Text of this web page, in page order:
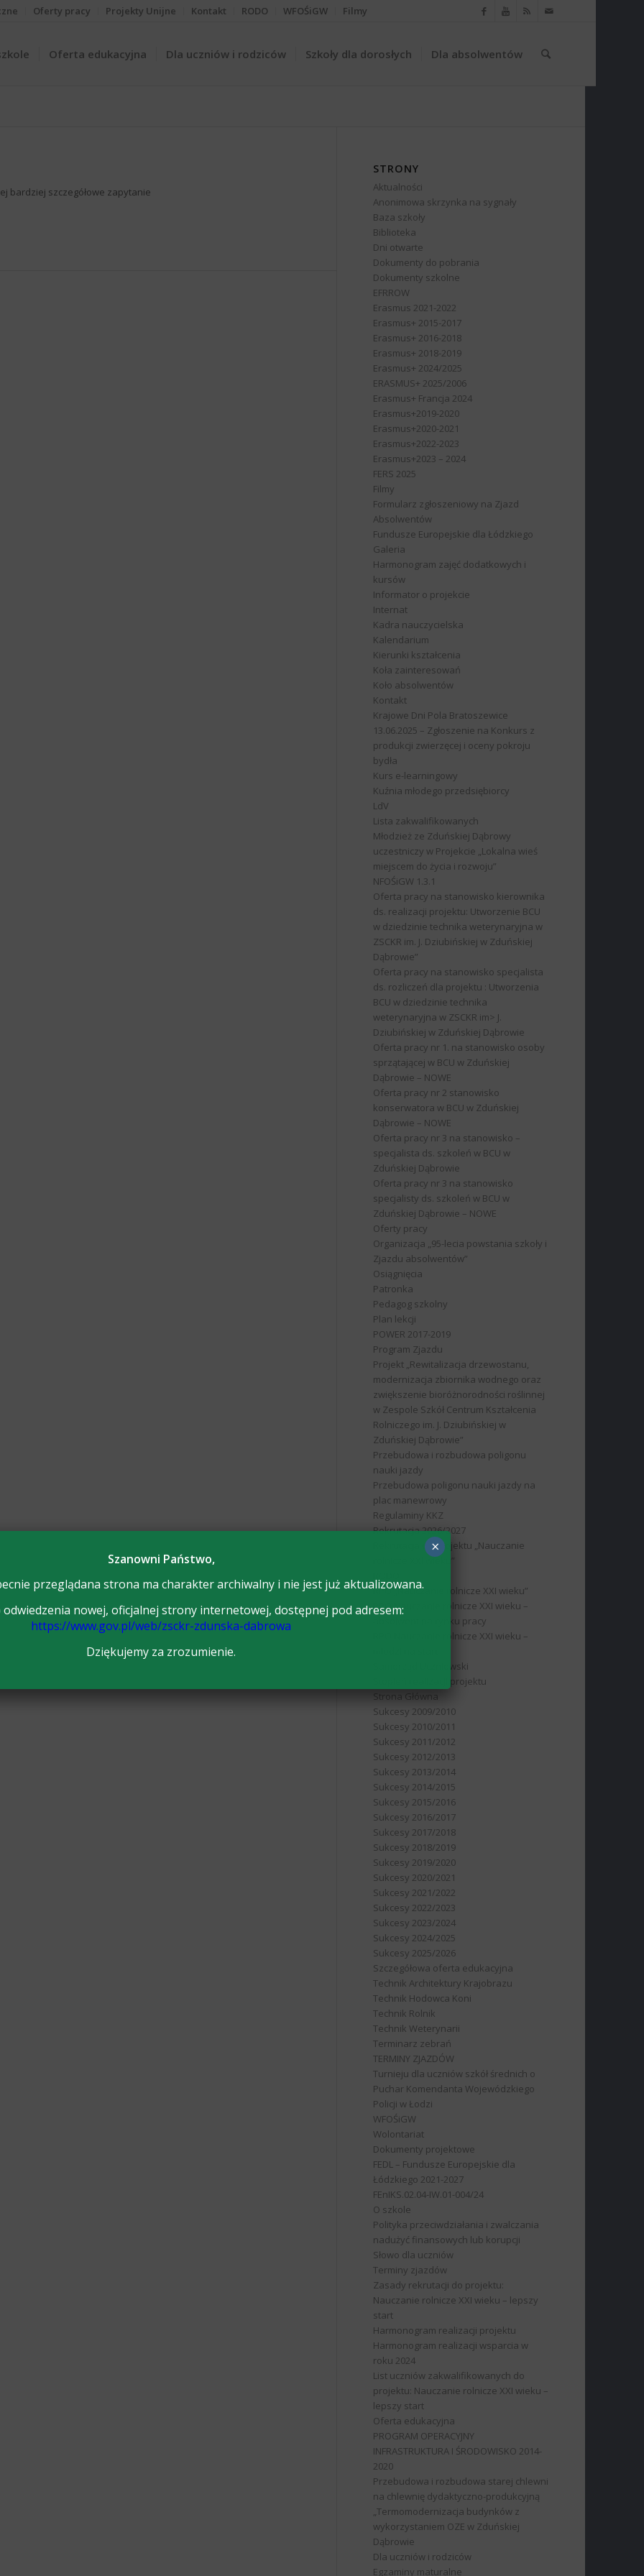
Oferty pracy Projekty Unijne Kontakt RODO WFOŚiGW Filmy
Oferta edukacyjna Dla uczniów i rodziców Szkoły dla dorosłych Dla absolwentów
bardziej szczegółowe zapytanie
STRONY
Aktualności
Anonimowa skrzynka na sygnały
Baza szkoły
Biblioteka
Dni otwarte
Dokumenty do pobrania
Dokumenty szkolne
EFRROW
Erasmus 2021-2022
Erasmus+ 2015-2017
Erasmus+ 2016-2018
Erasmus+ 2018-2019
Erasmus+ 2024/2025
ERASMUS+ 2025/2006
Erasmus+ Francja 2024
Erasmus+2019-2020
Erasmus+2020-2021
Erasmus+2022-2023
Erasmus+2023 – 2024
FERS 2025
Filmy
Formularz zgłoszeniowy na Zjazd
Absolwentów
Fundusze Europejskie dla Łódzkiego
Galeria
Harmonogram zajęć dodatkowych i
kursów
Informator o projekcie
Internat
Kadra nauczycielska
Kalendarium
Kierunki kształcenia
Koła zainteresowań
Koło absolwentów
Kontakt
Krajowe Dni Pola Bratoszewice
13.06.2025 – Zgłoszenie na Konkurs z
produkcji zwierzęcej i oceny pokroju
bydła
Kurs e-learningowy
Kuźnia młodego przedsiębiorcy
LdV
Lista zakwalifikowanych
Młodzież ze Zduńskiej Dąbrowy
uczestniczy w Projekcie „Lokalna wieś
miejscem do życia i rozwoju”
NFOŚiGW 1.3.1
Oferta pracy na stanowisko kierownika
ds. realizacji projektu: Utworzenie BCU
w dziedzinie technika weterynaryjna w
ZSCKR im. J. Dziubińskiej w Zduńskiej
Dąbrowie”
Oferta pracy na stanowisko specjalista
ds. rozliczeń dla projektu : Utworzenia
BCU w dziedzinie technika
weterynaryjna w ZSCKR im> J.
Dziubińskiej w Zduńskiej Dąbrowie
Oferta pracy nr 1. na stanowisko osoby
sprzątającej w BCU w Zduńskiej
Dąbrowie – NOWE
Oferta pracy nr 2 stanowisko
konserwatora w BCU w Zduńskiej
Dąbrowie – NOWE
Oferta pracy nr 3 na stanowisko –
specjalista ds. szkoleń w BCU w
Zduńskiej Dąbrowie
Oferta pracy nr 3 na stanowisko
specjalisty ds. szkoleń w BCU w
Zduńskiej Dąbrowie – NOWE
Oferty pracy
Organizacja „95-lecia powstania szkoły i
Zjazdu absolwentów”
Osiągnięcia
Patronka
Pedagog szkolny
Plan lekcji
POWER 2017-2019
Program Zjazdu
Projekt „Rewitalizacja drzewostanu,
modernizacja zbiornika wodnego oraz
zwiększenie bioróżnorodności roślinnej
w Zespole Szkół Centrum Kształcenia
Rolniczego im. J. Dziubińskiej w
Zduńskiej Dąbrowie”
Przebudowa i rozbudowa poligonu
nauki jazdy
Przebudowa poligonu nauki jazdy na
plac manewrowy
Regulaminy KKZ
Rekrutacja 2026/2027
Rekrutacja do projektu „Nauczanie
rolnicze XXI wieku”
RPO „Nauczanie rolnicze XXI wieku”
RPO Nauczanie rolnicze XXI wieku –
absolwent na rynku pracy
RPO Nauczanie rolnicze XXI wieku –
Samorząd Uczniowski
Stopień realizacji projektu
Strona Główna
Sukcesy 2009/2010
Sukcesy 2010/2011
Sukcesy 2011/2012
Sukcesy 2012/2013
Sukcesy 2013/2014
Sukcesy 2014/2015
Sukcesy 2015/2016
Sukcesy 2016/2017
Sukcesy 2017/2018
Sukcesy 2018/2019
Sukcesy 2019/2020
Sukcesy 2020/2021
Sukcesy 2021/2022
Sukcesy 2022/2023
Sukcesy 2023/2024
Sukcesy 2024/2025
Sukcesy 2025/2026
Szczegółowa oferta edukacyjna
Technik Architektury Krajobrazu
Technik Hodowca Koni
Technik Rolnik
Technik Weterynarii
Terminarz zebrań
TERMINY ZJAZDÓW
Turnieju dla uczniów szkół średnich o
Puchar Komendanta Wojewódzkiego
Policji w Łodzi
WFOŚiGW
Wolontariat
Dokumenty projektowe
FEDL – Fundusze Europejskie dla
Łódzkiego 2021-2027
FEnIKS.02.04-IW.01-004/24
O szkole
Polityka przeciwdziałania i zwalczania
nadużyć finansowych lub korupcji
Słowo dla uczniów
Terminy zjazdów
Zasady rekrutacji do projektu:
Nauczanie rolnicze XXI wieku – lepszy
start
Harmonogram realizacji projektu
Harmonogram realizacji wsparcia w
roku 2024
List uczniów zakwalifikowanych do
projektu: Nauczanie rolnicze XXI wieku –
lepszy start
Oferta edukacyjna
PROGRAM OPERACYJNY
INFRASTRUKTURA I ŚRODOWISKO 2014-
2020
Przebudowa i rozbudowa starej chlewni
na chlewnię dydaktyczno-produkcyjną
„Termomodernizacja budynków z
wykorzystaniem OZE w Zduńskiej
Dąbrowie
Dla uczniów i rodziców
Egzaminy maturalne
Szanowni Państwo,
przeglądana strona ma charakter archiwalny i nie jest już aktualizowana.
odwiedzenia nowej, oficjalnej strony internetowej, dostępnej pod adresem:
https://www.gov.pl/web/zsckr-zdunska-dabrowa
Dziękujemy za zrozumienie.
×